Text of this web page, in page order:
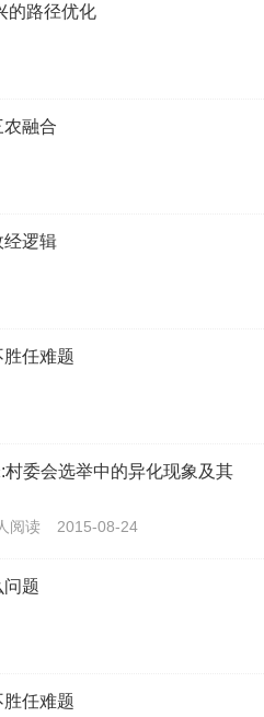
的路径优化
融合
经逻辑
任难题
村委会选举中的异化现象及其
阅读 2015-08-24
问题
任难题